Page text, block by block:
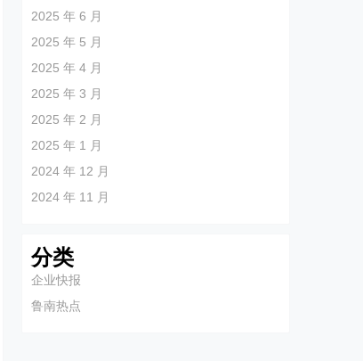
2025 年 6 月
2025 年 5 月
2025 年 4 月
2025 年 3 月
2025 年 2 月
2025 年 1 月
2024 年 12 月
2024 年 11 月
分类
企业快报
鲁南热点